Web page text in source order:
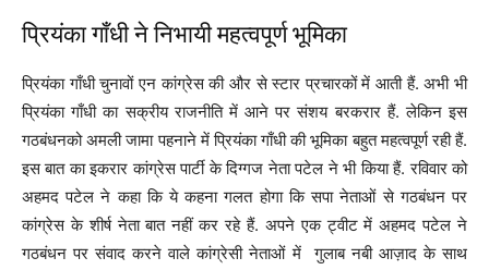
प्रियंका गाँधी ने निभायी महत्वपूर्ण भूमिका
प्रियंका गाँधी चुनावों एन कांग्रेस की और से स्टार प्रचारकों में आती हैं. अभी भी
प्रियंका गाँधी का सक्रीय राजनीति में आने पर संशय बरकरार हैं. लेकिन इस
गठबंधनको अमली जामा पहनाने में प्रियंका गाँधी की भूमिका बहुत महत्वपूर्ण रही हैं.
इस बात का इकरार कांग्रेस पार्टी के दिग्गज नेता पटेल ने भी किया हैं. रविवार को
अहमद पटेल ने कहा कि ये कहना गलत होगा कि सपा नेताओं से गठबंधन पर
कांग्रेस के शीर्ष नेता बात नहीं कर रहे हैं. अपने एक ट्वीट में अहमद पटेल ने
गठबंधन पर संवाद करने वाले कांग्रेसी नेताओं में गुलाब नबी आज़ाद के साथ